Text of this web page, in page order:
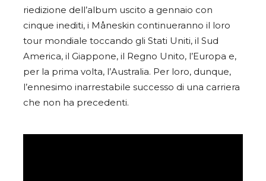
riedizione dell’album uscito a gennaio con
cinque inediti, i Måneskin continueranno il loro
tour mondiale toccando gli Stati Uniti, il Sud
America, il Giappone, il Regno Unito, l’Europa e,
per la prima volta, l’Australia. Per loro, dunque,
l’ennesimo inarrestabile successo di una carriera
che non ha precedenti.